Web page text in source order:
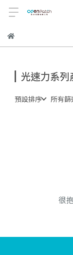
光速力系列
預設排序 所有
很